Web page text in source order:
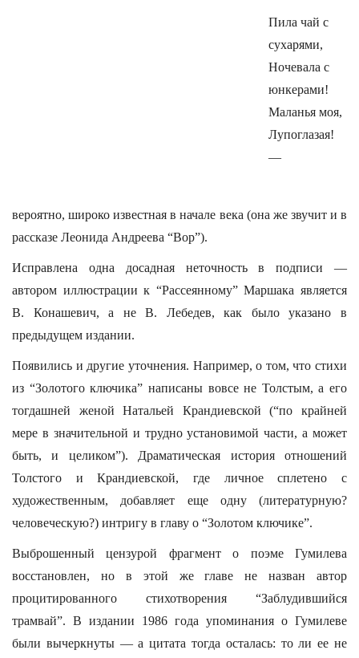
Пила чай с
сухарями,
Ночевала с
юнкерами!
Маланья моя,
Лупоглазая!
—
вероятно, широко известная в начале века (она же звучит и в
рассказе Леонида Андреева “Вор”).
Исправлена одна досадная неточность в подписи —
автором иллюстрации к “Рассеянному” Маршака является
В. Конашевич, а не В. Лебедев, как было указано в
предыдущем издании.
Появились и другие уточнения. Например, о том, что стихи
из “Золотого ключика” написаны вовсе не Толстым, а его
тогдашней женой Натальей Крандиевской (“по крайней
мере в значительной и трудно установимой части, а может
быть, и целиком”). Драматическая история отношений
Толстого и Крандиевской, где личное сплетено с
художественным, добавляет еще одну (литературную?
человеческую?) интригу в главу о “Золотом ключике”.
Выброшенный цензурой фрагмент о поэме Гумилева
восстановлен, но в этой же главе не назван автор
процитированного стихотворения “Заблудившийся
трамвай”. В издании 1986 года упоминания о Гумилеве
были вычеркнуты — а цитата тогда осталась: то ли ее не